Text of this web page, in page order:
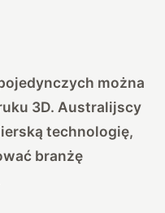
można
3D. Australijscy
technologię,
branżę